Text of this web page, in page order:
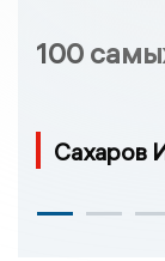
100
Сахаров